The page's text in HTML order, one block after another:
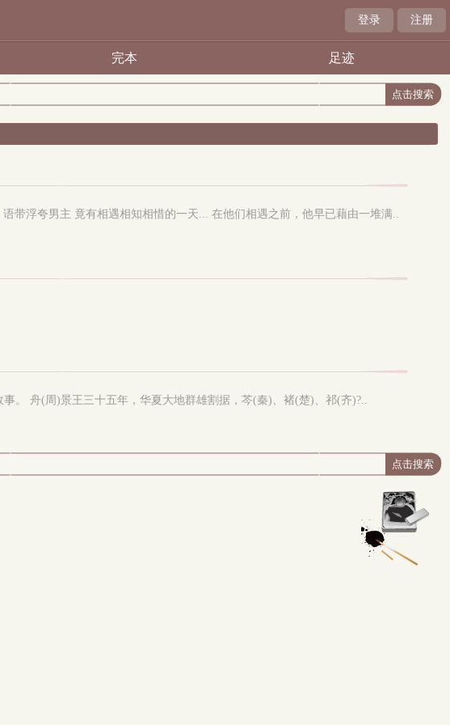
登录 注册
完本 足迹
带浮夸男主 竟有相遇相知相惜的一天... 在他们相遇之前，他早已藉由一堆满..
。 舟(周)景王三十五年，华夏大地群雄割据，芩(秦)、褚(楚)、祁(齐)?..